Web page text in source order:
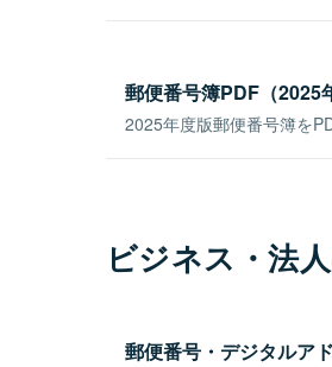
郵便番号簿PDF（2025
2025年度版郵便番号簿を
ビジネス・法
郵便番号・デジタルア